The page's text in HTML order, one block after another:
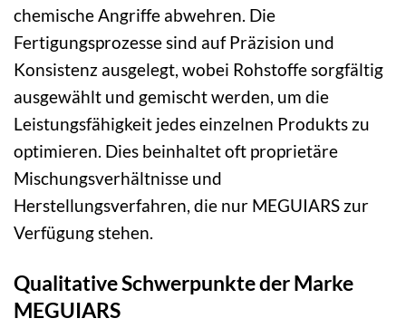
chemische Angriffe abwehren. Die
Fertigungsprozesse sind auf Präzision und
Konsistenz ausgelegt, wobei Rohstoffe sorgfältig
ausgewählt und gemischt werden, um die
Leistungsfähigkeit jedes einzelnen Produkts zu
optimieren. Dies beinhaltet oft proprietäre
Mischungsverhältnisse und
Herstellungsverfahren, die nur MEGUIARS zur
Verfügung stehen.
Qualitative Schwerpunkte der Marke
MEGUIARS